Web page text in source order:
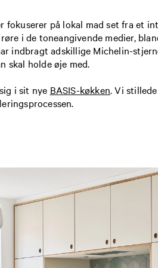
fokuserer på lokal mad set fra
i de toneangivende medier,
indbragt adskillige Michelin-
skal holde øje med.
i sit nye BASIS-køkken. Vi